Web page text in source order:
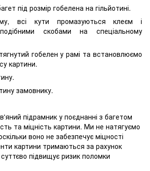
під розмір гобелена на гільйотині.
всі кути промазуються клеєм і
скобами на спеціальному
гобелен у рамі та встановлюємо
картини.
замовнику.
підрамник у поєднанні з багетом
та міцність картини. Ми не натягуємо
воно не забезпечує міцності
картини тримаються за рахунок
підвищує ризик поломки